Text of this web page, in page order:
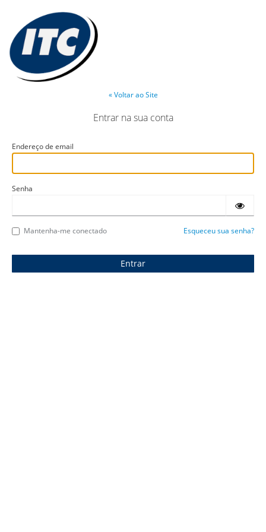
« Voltar ao Site
Entrar na sua conta
Endereço de email
Senha
Mantenha-me conectado Esqueceu sua senha?